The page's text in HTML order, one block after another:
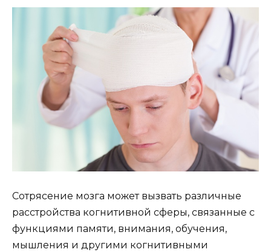
Сотрясение мозга может вызвать различные
расстройства когнитивной сферы, связанные с
функциями памяти, внимания, обучения,
мышления и другими когнитивными